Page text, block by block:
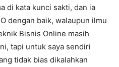
di kata kunci sakti, dan ia
dengan baik, walaupun ilmu
Bisnis Online masih
tapi untuk saya sendiri
tidak bias dikalahkan